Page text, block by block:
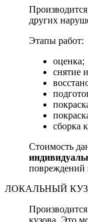
других
Этапы работ:
оценка;
снятие
сборка
Стоимость
повреждений
ЛОКАЛЬНЫЙ
кузова. Это